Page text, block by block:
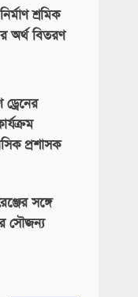
শ্রমিক
অর্থ বিতরণ
প্রশাসক
সঙ্গে
সৌজন্য